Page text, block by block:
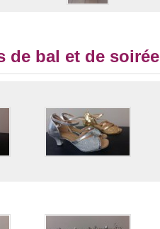
de bal et de soirée